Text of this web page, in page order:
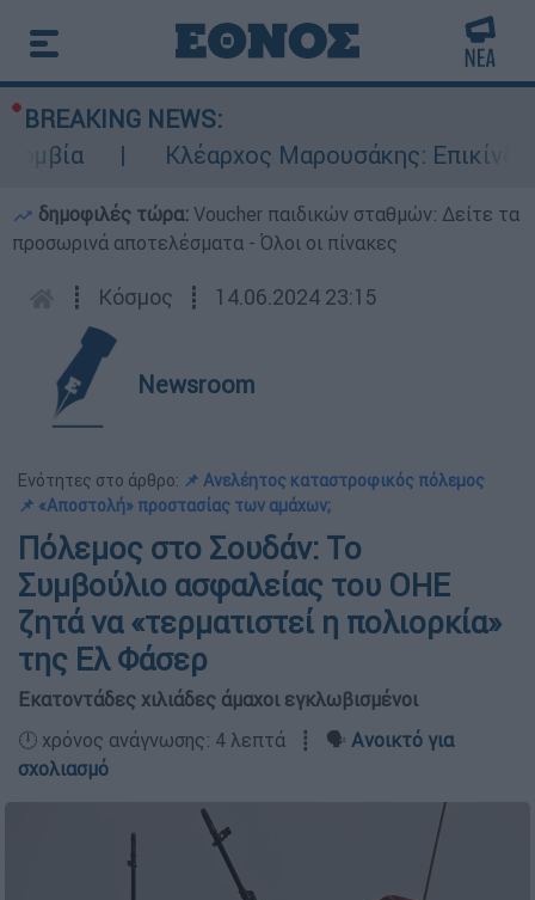
BREAKING NEWS:
Κλέαρχος Μαρουσάκης:
δημοφιλές τώρα: Voucher παιδικών σταθμών: Δείτε τα
προσωρινά αποτελέσματα - Όλοι οι πίνακες
┋ Κόσμος ┋ 14.06.2024 23:15
Newsroom
Ενότητες στο άρθρο: 📌 Ανελέητος καταστροφικός πόλεμος
📌 «Αποστολή» προστασίας των αμάχων;
Πόλεμος στο Σουδάν: Το
Συμβούλιο ασφαλείας του ΟΗΕ
ζητά να «τερματιστεί η πολιορκία»
της Ελ Φάσερ
Εκατοντάδες χιλιάδες άμαχοι εγκλωβισμένοι
🕛 χρόνος ανάγνωσης: 4 λεπτά ┋ 🗣️ Ανοικτό για
σχολιασμό